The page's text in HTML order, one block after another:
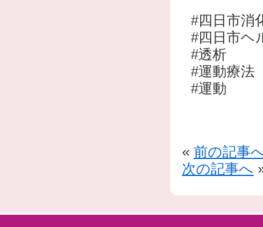
#四日市消
#四日市ヘ
#透析
#運動療法
#運動
« 前の記事
次の記事へ